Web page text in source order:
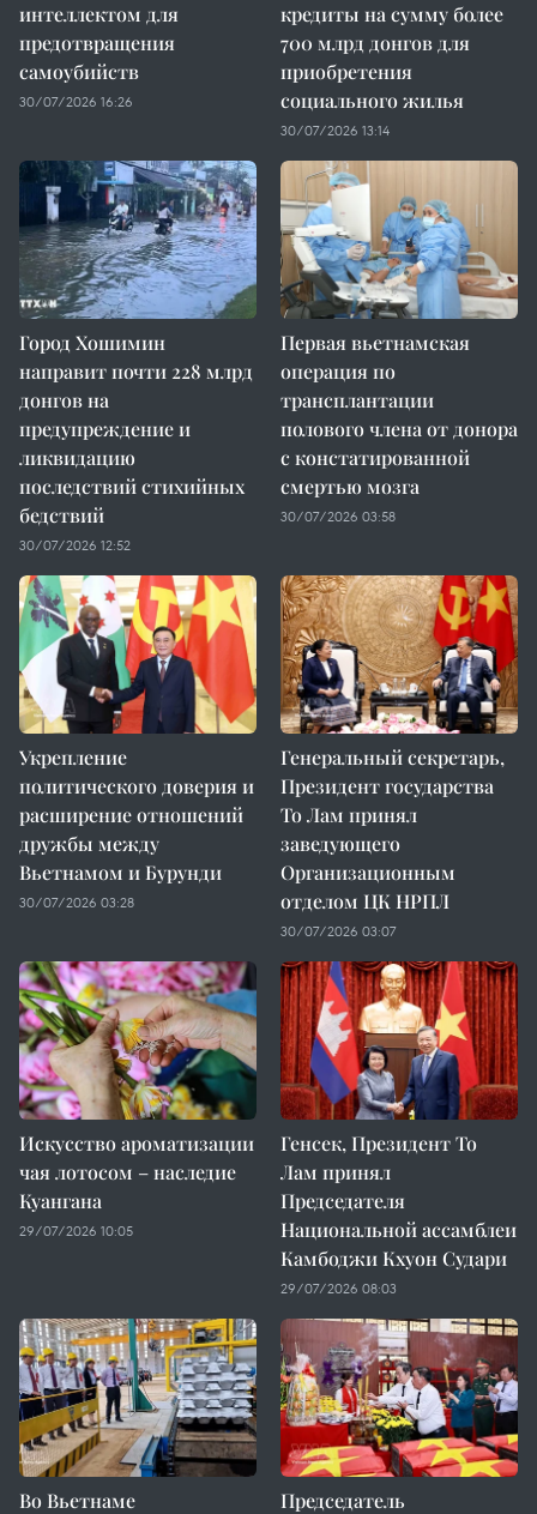
интеллектом для
предотвращения
самоубийств
30/07/2026 16:26
кредиты на сумму более
700 млрд донгов для
приобретения
социального жилья
30/07/2026 13:14
Город Хошимин
направит почти 228 млрд
донгов на
предупреждение и
ликвидацию
последствий стихийных
бедствий
30/07/2026 12:52
Первая вьетнамская
операция по
трансплантации
полового члена от донора
с констатированной
смертью мозга
30/07/2026 03:58
Укрепление
политического доверия и
расширение отношений
дружбы между
Вьетнамом и Бурунди
30/07/2026 03:28
Генеральный секретарь,
Президент государства
То Лам принял
заведующего
Организационным
отделом ЦК НРПЛ
30/07/2026 03:07
Искусство ароматизации
чая лотосом – наследие
Куангана
29/07/2026 10:05
Генсек, Президент То
Лам принял
Председателя
Национальной ассамблеи
Камбоджи Кхуон Судари
29/07/2026 08:03
Во Вьетнаме
Председатель